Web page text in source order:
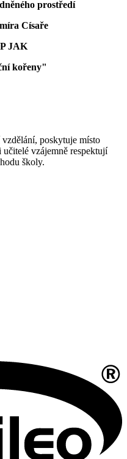
prostředí
Císaře
JAK
kořeny"
poskytuje místo
učitelé vzájemně respektují
školy.